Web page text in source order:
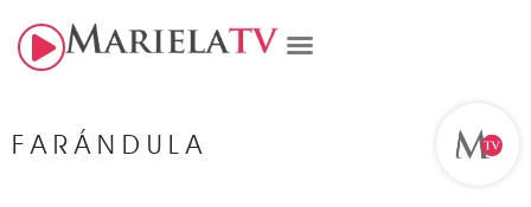
FARÁNDULA